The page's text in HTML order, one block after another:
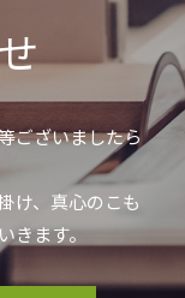
ございましたら
け、真心のこも
きます。